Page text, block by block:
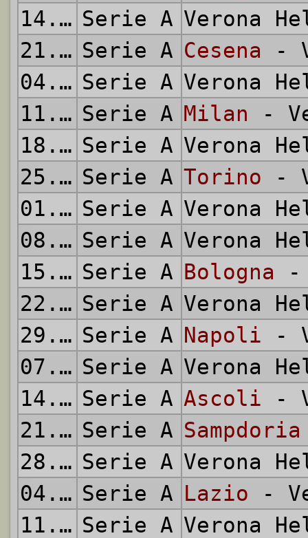
14.12.1975 Serie A Verona
21.12.1975 Serie A Cesena -
04.01.1976 Serie A Verona
11.01.1976 Serie A Milan -
18.01.1976 Serie A Verona
25.01.1976 Serie A Torino -
01.02.1976 Serie A Verona
08.02.1976 Serie A Verona
15.02.1976 Serie A Bologna -
22.02.1976 Serie A Verona
29.02.1976 Serie A Napoli -
07.03.1976 Serie A Verona
14.03.1976 Serie A Ascoli -
21.03.1976 Serie A Sampdoria
28.03.1976 Serie A Verona
04.04.1976 Serie A Lazio -
11.04.1976 Serie A Verona